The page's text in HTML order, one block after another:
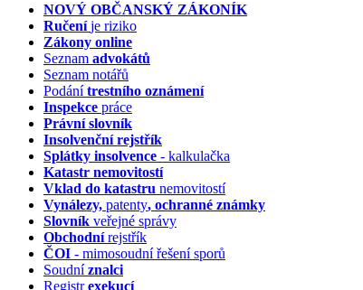
NOVÝ OBČANSKÝ ZÁKONÍK
Ručeníje riziko
Zákony online
Seznam advokátů
Seznam notářů
Podánítrestního oznámení
Inspekce práce
Právní slovník
Insolvenčnírejstřík
Splátky insolvence - kalkulačka
Katastr nemovitostí
Vklad do katastru nemovitostí
Vynálezy, patenty, ochranné známky
Slovník veřejné správy
Obchodnírejstřík
ČOI - mimosoudní řešení sporů
Soudníznalci
Registrexekucí